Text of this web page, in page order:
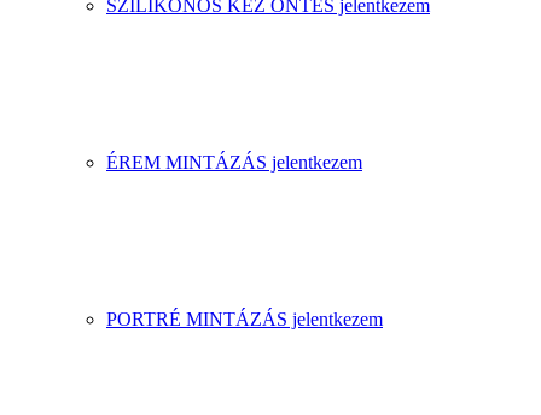
SZILIKONOS KÉZ ÖNTÉS jelentkezem
ÉREM MINTÁZÁS jelentkezem
PORTRÉ MINTÁZÁS jelentkezem